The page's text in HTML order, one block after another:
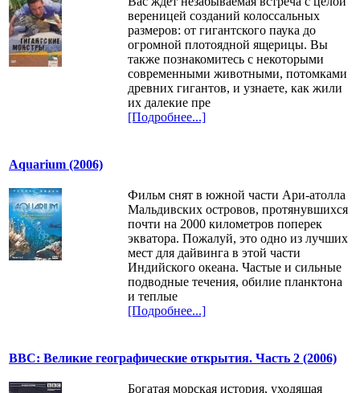
вереницей созданий колоссальных
размеров: от гигантского паука до
огромной плотоядной ящерицы. Вы
также познакомитесь с некоторыми
современными животными, потомками
древних гигантов, и узнаете, как жили
их далекие пре
[Подробнее...]
Aquarium (2006)
Фильм снят в южной части Ари-атолла
Мальдивских островов, протянувшихся
почти на 2000 километров поперек
экватора. Пожалуй, это одно из лучших
мест для дайвинга в этой части
Индийского океана. Частые и сильные
подводные течения, обилие планктона
и теплые
[Подробнее...]
BBC: Великие географические открытия. Часть 2 (2006)
Богатая морская история, уходящая